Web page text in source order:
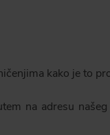
kako je to
na adresu